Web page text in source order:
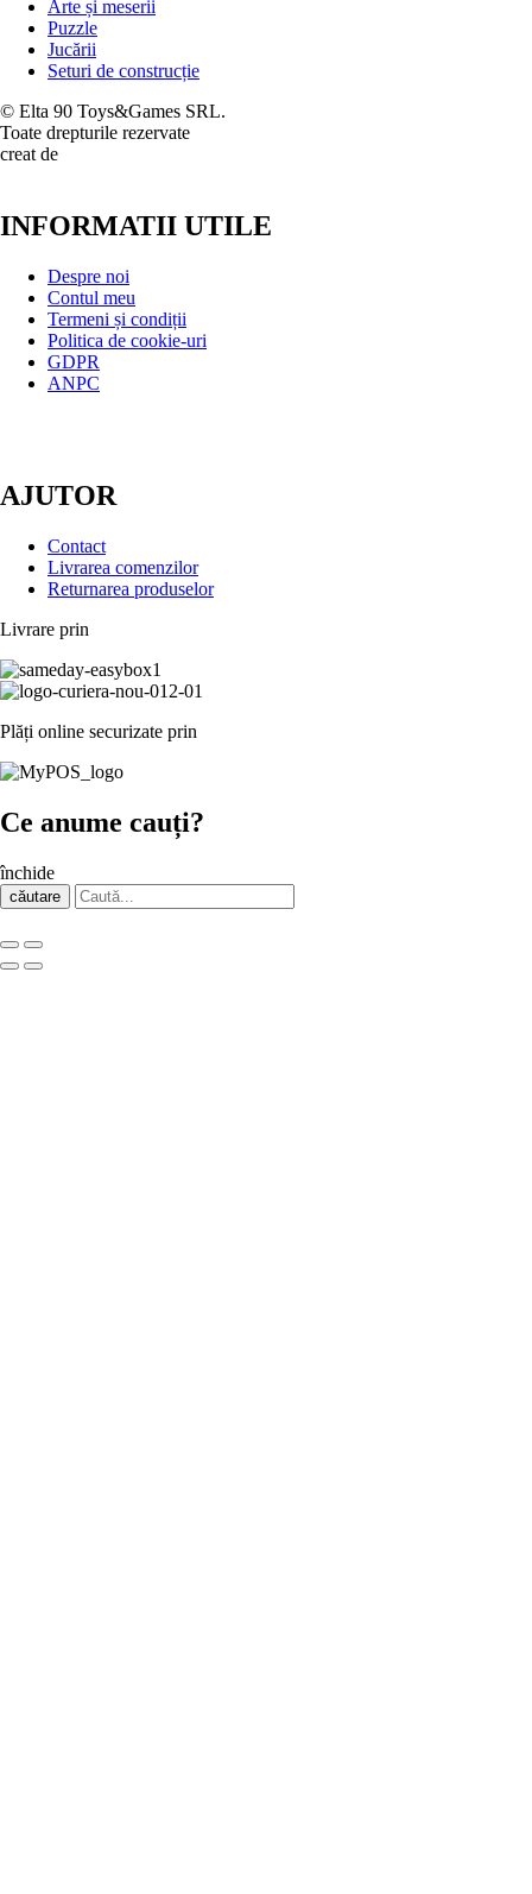
Arte și meserii
Puzzle
Jucării
Seturi de construcție
© Elta 90 Toys&Games SRL.
Toate drepturile rezervate
creat de
INFORMATII UTILE
Despre noi
Contul meu
Termeni și condiții
Politica de cookie-uri
GDPR
ANPC
AJUTOR
Contact
Livrarea comenzilor
Returnarea produselor
Livrare prin
Plăți online securizate prin
Ce anume cauți?
închide
căutare